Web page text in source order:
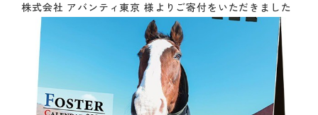
株式会社 アバンティ東京 様よりご寄付をいただきました